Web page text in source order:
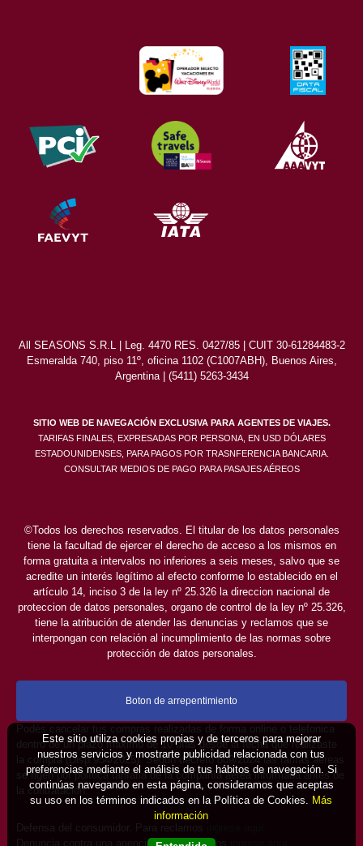
All SEASONS S.R.L | Leg. 4470 RES. 0427/85 | CUIT 30-61284483-2
Esmeralda 740, piso 11º, oficina 1102 (C1007ABH), Buenos Aires,
Argentina | (5411) 5263-3434
SITIO WEB DE NAVEGACIÓN EXCLUSIVA PARA AGENTES DE VIAJES.
TARIFAS FINALES, EXPRESADAS POR PERSONA, EN USD DÓLARES
ESTADOUNIDENSES, PARA PAGOS POR TRASNFERENCIA BANCARIA.
CONSULTAR MEDIOS DE PAGO PARA PASAJES AÉREOS
©Todos los derechos reservados. El titular de los datos personales
tiene la facultad de ejercer el derecho de acceso a los mismos en
forma gratuita a intervalos no inferiores a seis meses, salvo que se
acredite un interés legítimo al efecto conforme lo establecido en el
artículo 14, inciso 3 de la ley nº 25.326 la direccion nacional de
proteccion de datos personales, organo de control de la ley nº 25.326,
tiene la atribución de atender las denuncias y reclamos que se
interpongan con relación al incumplimiento de las normas sobre
protección de datos personales.
Boton de arrepentimiento
Podés cancelar tus compras realizadas de forma online o telefonica
dentro de un plazo máximo de 10 días desde la fecha que realizaste
la compra (Disp.954/2025). Según decreto 809/2024 las tarifas aéreas
se rigen por política tarifaria de la compañía aérea informada antes de
la contratación.
Defensa del consumidor. Para reclamos
Denuncia contra una agencia. Para reclamos
Este sitio utiliza cookies propias y de terceros para mejorar
nuestros servicios y mostrarte publicidad relacionada con tus
preferencias mediante el análisis de tus hábitos de navegación. Si
continúas navegando en esta página, consideramos que aceptas
su uso en los términos indicados en la Política de Cookies. Más
información